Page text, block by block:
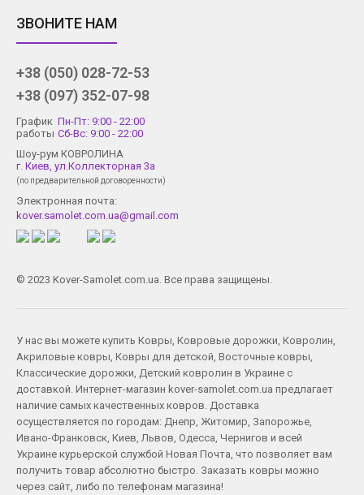
ЗВОНИТЕ НАМ
+38 (050) 028-72-53
+38 (097) 352-07-98
График
работы
Пн-Пт: 9:00 - 22:00
Сб-Вс: 9:00 - 22:00
Шоу-рум КОВРОЛИНА
г. Киев, ул.Коллекторная 3а
(по предварительной договоренности)
Электронная почта:
kover.samolet.com.ua@gmail.com
© 2023 Kover-Samolet.com.ua. Все права защищены.
У нас вы можете купить Ковры Ковровые дорожки Ковролин
Акриловые ковры Ковры для детской Восточные ковры
Классические дорожки Детский ковролин в Украине с
доставкой. Интернет-магазин kover-samolet.com.ua предлагает
наличие самых качественных ковров. Доставка
осуществляется по городам: Днепр Житомир Запорожье
Ивано-Франковск Киев Львов Одесса Чернигов и всей
Украине курьерской службой Новая Почта, что позволяет вам
получить товар абсолютно быстро. Заказать ковры можно
через сайт, либо по телефонам магазина!